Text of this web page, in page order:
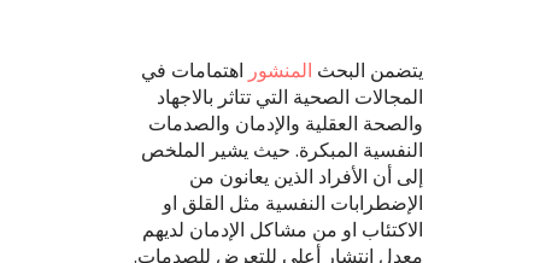
يتضمن البحث المنشور اهتمامات في
المجالات الصحية التي تتاثر بالاجهاد
والصحة العقلية والإدمان والصدمات
النفسية المبكرة. حيث يشير الملخص
إلى أن الأفراد الذين يعانون من
الإضطرابات النفسية مثل القلق او
الاكتئاب او من مشاكل الإدمان لديهم
معدل انتشار أعلى للتعرض للصدمات.